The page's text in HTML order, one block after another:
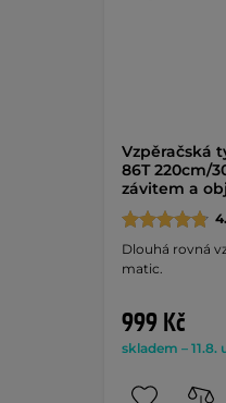
Vzpěračská
86T 220cm/
závitem a
Dlouhá rovná
matic.
999 Kč
skladem – 11.8.